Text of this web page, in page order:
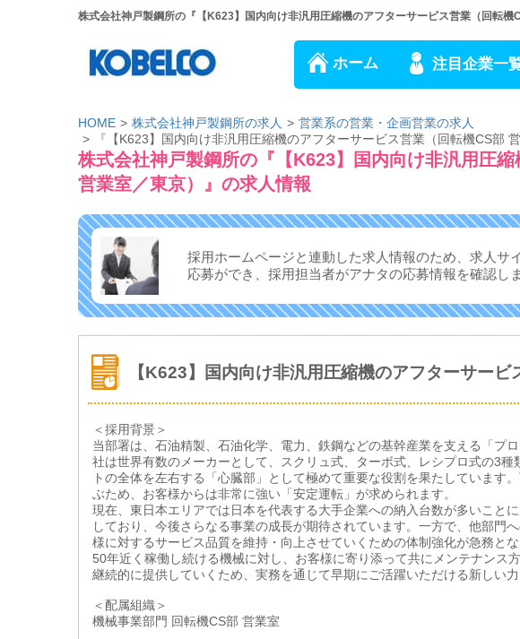
株式会社神戸製鋼所の『【K623】国内向け非汎用圧縮機のアフターサービス営業（回転
ホーム 注目企業一
HOME 株式会社神戸製鋼所の求人
営業系の営業・企画営業の求人
『【K623】国内向け非汎用圧縮機のアフターサービス営業（回転機CS部
株式会社神戸製鋼所の『【K623】国内向け非汎用圧
営業室／東京）』の求人情報
採用ホームページと連動した求人情報のため、求人サ
応募ができ、 採用担当者がアナタの応募情報を確認し
【K623】国内向け非汎用圧縮機のアフターサービ
＜採用背景＞
当部署は、石油精製、石油化学、電力、鉄鋼などの基幹産業を支える「プ
社は世界有数のメーカーとして、スクリュ式、ターボ式、レシプロ式の3
トの全体を左右する「心臓部」として極めて重要な役割を果たしています
ぶため、お客様からは非常に強い「安定運転」が求められます。
現在、東日本エリアでは日本を代表する大手企業への納入台数が多いこと
しており、今後さらなる事業の成長が期待されています。一方で、他部門
様に対するサービス品質を維持・向上させていくための体制強化が急務とな
50年近く稼働し続ける機械に対し、お客様に寄り添って共にメンテナンス
継続的に提供していくため、実務を通じて早期にご活躍いただける新しい力
＜配属組織＞
機械事業部門 回転機CS部 営業室